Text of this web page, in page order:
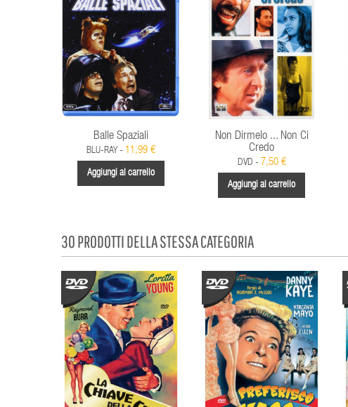
Balle Spaziali
BLU-RAY - 11,99 €
Aggiungi al carrello
Non Dirmelo ... Non Ci
Credo
DVD - 7,50 €
Aggiungi al carrello
30 PRODOTTI DELLA STESSA CATEGORIA